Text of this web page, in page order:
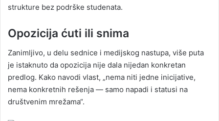
strukture bez podrške studenata.
Opozicija ćuti ili snima
Zanimljivo, u delu sednice i medijskog nastupa, više puta
je istaknuto da opozicija nije dala nijedan konkretan
predlog. Kako navodi vlast, „nema niti jedne inicijative,
nema konkretnih rešenja — samo napadi i statusi na
društvenim mrežama“.